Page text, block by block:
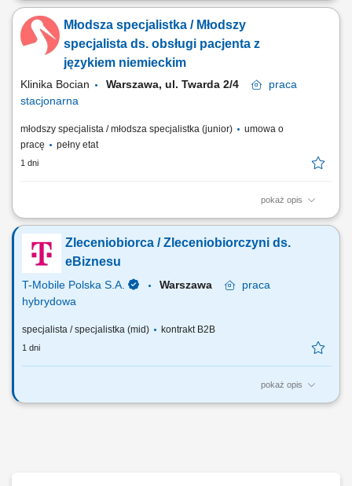
oddziału. Wsparcie w realizacji codziennych zadań operacyjnych i
administracyjnych. Dbanie o sprawny przepływ informacji oraz
prawidłową organizację pracy. Współpraca z zespołem oraz dbanie o
wysoką jakość obsługi....
Młodsza specjalistka / Młodszy
specjalista ds. obsługi pacjenta z
językiem niemieckim
Klinika Bocian Warszawa, ul. Twarda 2/4
praca
stacjonarna
młodszy specjalista / młodsza specjalistka (junior)
umowa o
pracę
pełny etat
1 dni
pokaż opis
Opis stanowiska: Telefoniczna obsługa pacjentów z zachowaniem
standardów kliniki; Współpraca z personelem medycznym;
Prowadzenie korespondencji z pacjentami; Kształtowanie pozytywnego
wizerunku kliniki;
Zleceniobiorca / Zleceniobiorczyni ds.
eBiznesu
T-Mobile Polska S.A. Warszawa
praca
hybrydowa
specjalista / specjalistka (mid) kontrakt B2B
1 dni
pokaż opis
ZADANIA KTÓRE NA CIEBIE CZEKAJĄ: Profesjonalna obsługa nowych